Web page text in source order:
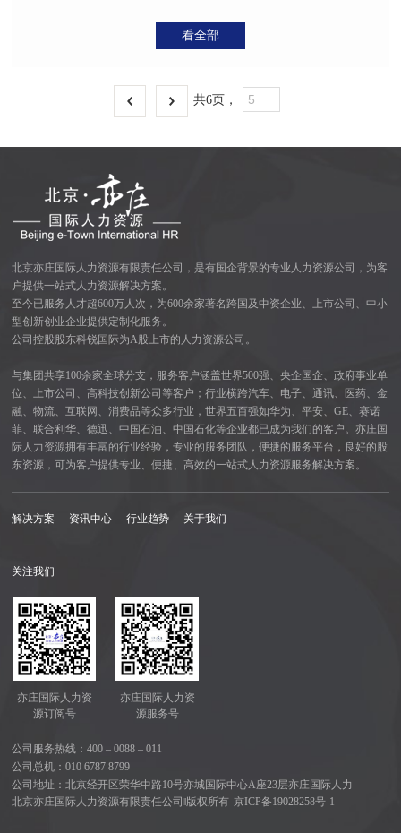
看全部
共6页，
北京亦庄国际人力资源有限责任公司，是有国企背景的专业人力资源公司，为客
户提供一站式人力资源解决方案。
至今已服务人才超600万人次，为600余家著名跨国及中资企业、上市公司、中小
型创新创业企业提供定制化服务。
公司控股股东科锐国际为A股上市的人力资源公司。
与集团共享100余家全球分支，服务客户涵盖世界500强、央企国企、政府事业单
位、上市公司、高科技创新公司等客户；行业横跨汽车、电子、通讯、医药、金
融、物流、互联网、消费品等众多行业，世界五百强如华为、平安、GE、赛诺
菲、联合利华、德迅、中国石油、中国石化等企业都已成为我们的客户。亦庄国
际人力资源拥有丰富的行业经验，专业的服务团队，便捷的服务平台，良好的股
东资源，可为客户提供专业、便捷、高效的一站式人力资源服务解决方案。
解决方案 资讯中心 行业趋势 关于我们
关注我们
亦庄国际人力资
源订阅号
亦庄国际人力资
源服务号
公司服务热线：400 – 0088 – 011
公司总机：010 6787 8799
公司地址：北京经开区荣华中路10号亦城国际中心A座23层亦庄国际人力
北京亦庄国际人力资源有限责任公司‖版权所有 京ICP备19028258号-1